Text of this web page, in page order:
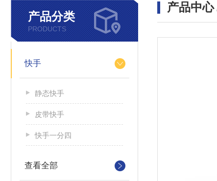
产品分类
PRODUCTS
快手
静态快手
皮带快手
快手一分四
查看全部
产品中心